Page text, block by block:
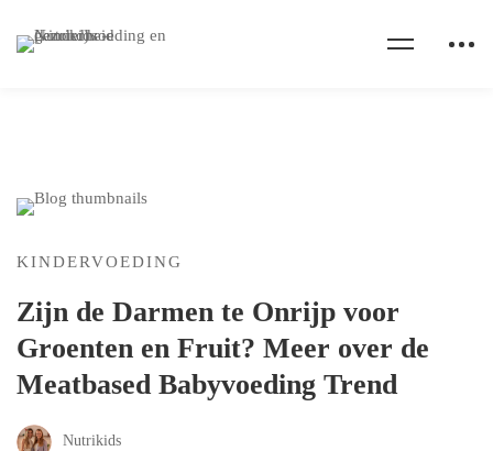
KINDERVOEDING
Zijn de Darmen te Onrijp voor
Groenten en Fruit? Meer over de
Meatbased Babyvoeding Trend
Nutrikids